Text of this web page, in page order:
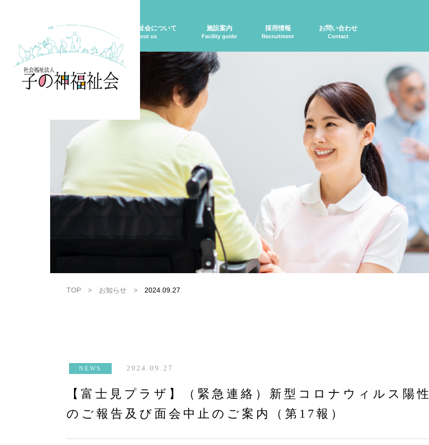
お知らせ
Information
子の神福祉会について
About us
施設案内
Facility guide
採用情報
Recruitment
お問い合わせ
Contact
TOP > お知らせ > 2024.09.27
NEWS 2024.09.27
【富士見プラザ】（緊急連絡）新型コロナウィルス陽性
のご報告及び面会中止のご案内（第17報）